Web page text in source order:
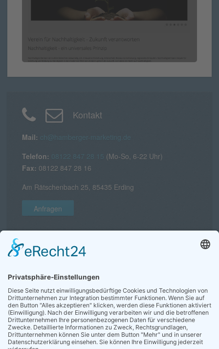
Kontakt
Mail: ch@hamberger-marketing.de
Telefon: 08122 847 28 15 (Mo-So, 6-22 Uhr)
Fax: 08122 847 28 16
Am Rätschenbach 25, 85435 Erding
Anfragen
Für Kunden
Als Support-Hilfe verwenden wir das Tool Mikogo. Mit
dessen Hilfe ist es möglich, Online-Meetings und
Fernwartungen durchzuführen.